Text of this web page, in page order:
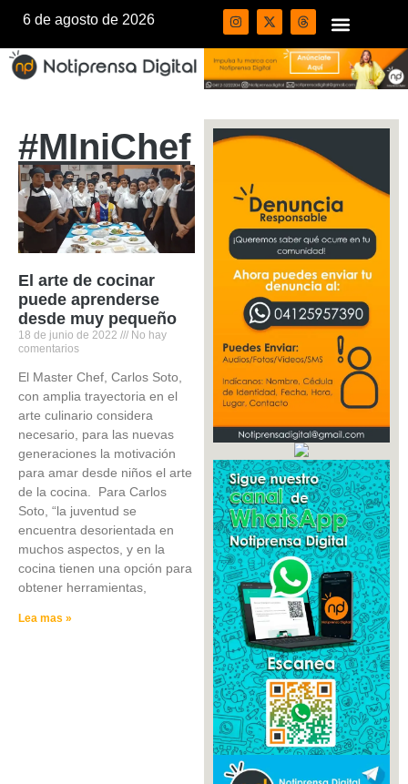
6 de agosto de 2026
#MIniChef
El arte de cocinar
puede aprenderse
desde muy pequeño
18 de junio de 2022
No hay
comentarios
El Master Chef, Carlos Soto,
con amplia trayectoria en el
arte culinario considera
necesario, para las nuevas
generaciones la motivación
para amar desde niños el arte
de la cocina. Para Carlos
Soto, “la juventud se
encuentra desorientada en
muchos aspectos, y en la
cocina tienen una opción para
obtener herramientas,
Lea mas »